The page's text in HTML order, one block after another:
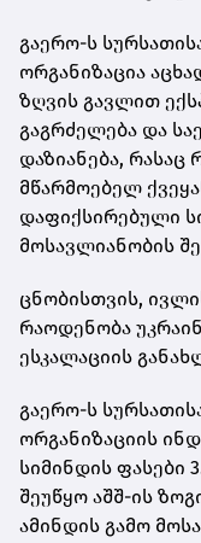
გაერო-ს
ორგანიზაცია
ზღვის გავლით
გაგრძელება და
დაზიანება, რასაც
მწარმოებელ
დაფიქსირებული
მოსავლიანობის
ცნობისთვის,
რაოდენობა
ესკალაციის
გაერო-ს
ორგანიზაციის
სიმინდის ფასები
შეუწყო აშშ-ის
ამინდის გამო